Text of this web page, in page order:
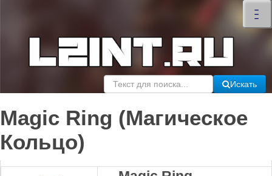
–
–
–
×
Искать
Magic Ring (Магическое
Кольцо)